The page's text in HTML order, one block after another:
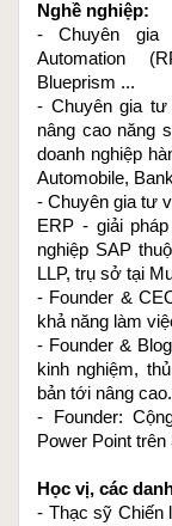
Nghề nghiệp:
- Chuyên gia
Automation
Blueprism ...
- Chuyên gia
nâng cao năng
doanh nghiệp
Automobile,
- Chuyên gia tư
ERP - giải
nghiệp SAP
LLP, trụ sở tại
- Founder &
khả năng làm
- Founder &
kinh nghiệm,
bản tới nâng cao.
- Founder:
Power Point trên
Học vị, các
- Thạc sỹ Chiến